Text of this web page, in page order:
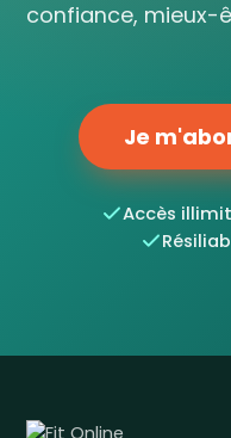
confiance, mieux-
Je
Accès